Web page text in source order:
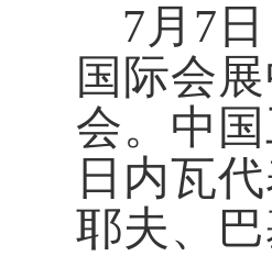
7月7
国际会
会。中
日内瓦
耶夫、